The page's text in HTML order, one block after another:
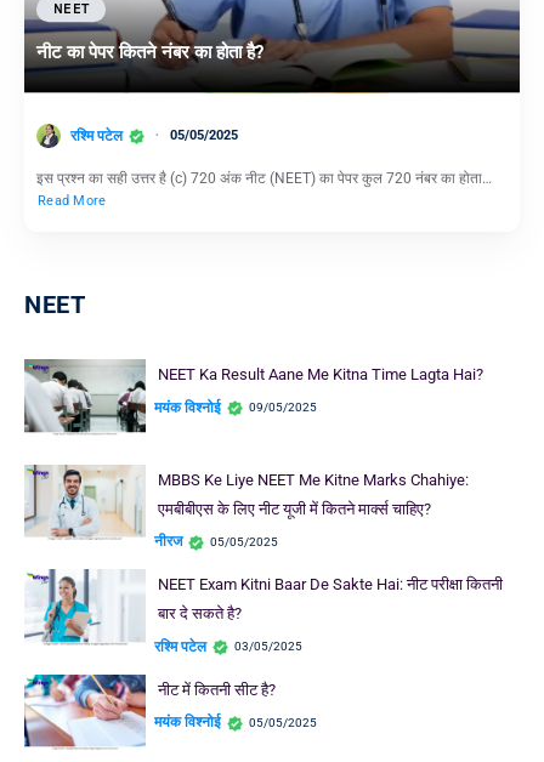
NEET
नीट का पेपर कितने नंबर का होता है?
रश्मि पटेल 05/05/2025
इस प्रश्न का सही उत्तर है (c) 720 अंक नीट (NEET) का पेपर कुल 720 नंबर का होता…
Read More
NEET
NEET Ka Result Aane Me Kitna Time Lagta Hai?
मयंक विश्नोई 09/05/2025
MBBS Ke Liye NEET Me Kitne Marks Chahiye:
एमबीबीएस के लिए नीट यूजी में कितने मार्क्स चाहिए?
नीरज 05/05/2025
NEET Exam Kitni Baar De Sakte Hai: नीट परीक्षा कितनी
बार दे सकते है?
रश्मि पटेल 03/05/2025
नीट में कितनी सीट है?
मयंक विश्नोई 05/05/2025